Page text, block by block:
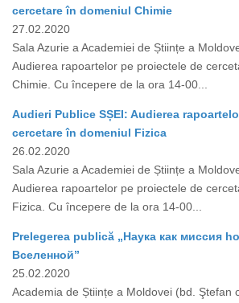
cercetare în domeniul Chimie
27.02.2020
Sala Azurie a Academiei de Științe a
Audierea rapoartelor pe proiectele de
Chimie. Cu începere de la ora 14-00...
Audieri Publice SȘEI: Audierea
cercetare în domeniul Fizica
26.02.2020
Sala Azurie a Academiei de Științe a
Audierea rapoartelor pe proiectele de
Fizica. Cu începere de la ora 14-00...
Prelegerea publică „Наука как миссия
Вселенной”
25.02.2020
Academia de Științe a Moldovei (bd. Ştefan